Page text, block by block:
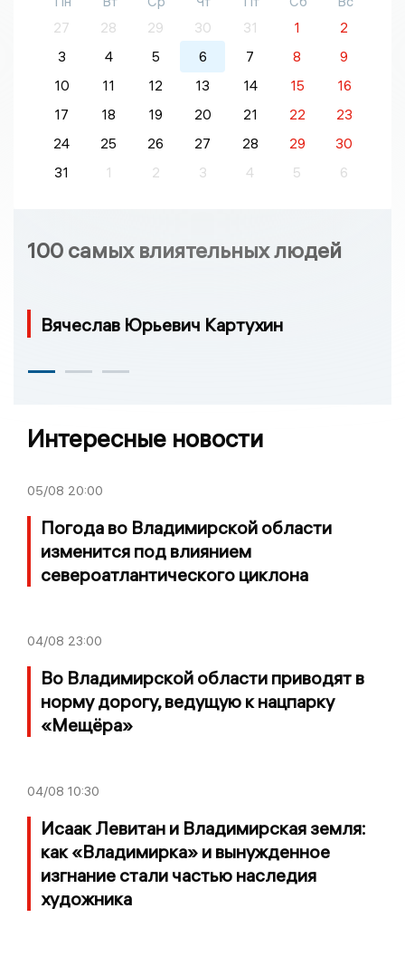
27
28 29 30 31 1
2
3
4 5 6 7 8
9
10
11 12 13 14 15
16
17
18 19 20 21 22
23
24
25 26 27 28 29
30
31
1 2 3 4 5 6
100 самых влиятельных людей
Вячеслав Юрьевич Картухин
Интересные новости
05/08 20:00
Погода во Владимирской области
изменится под влиянием
североатлантического циклона
04/08 23:00
Во Владимирской области приводят в
норму дорогу, ведущую к нацпарку
«Мещёра»
04/08 10:30
Исаак Левитан и Владимирская земля:
как «Владимирка» и вынужденное
изгнание стали частью наследия
художника